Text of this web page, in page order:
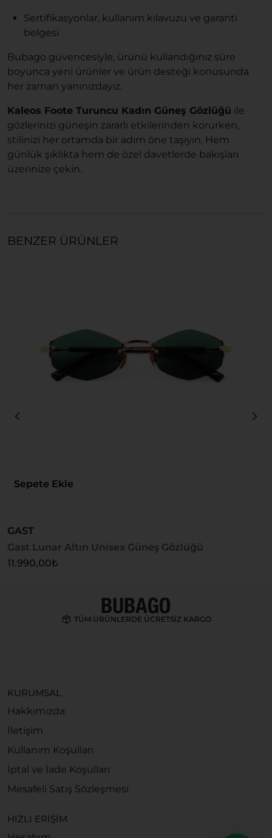
Sertifikasyonlar, kullanım kılavuzu ve garanti
belgesi
Bubago güvencesiyle, ürünü kullandığınız süre
boyunca yeni ürünler ve ürün desteği konusunda
her zaman yanınızdayız.
Kaleos Foote Turuncu Kadın Güneş Gözlüğü ile
gözlerinizi güneşin zararlı etkilerinden korurken,
stilinizi her ortamda bir adım öne taşıyın. Hem
günlük şıklıkta hem de özel davetlerde bakışları
üzerinize çekin.
BENZER ÜRÜNLER
Sepete Ekle
GAST
Gast Lunar Altın Unisex Güneş Gözlüğü
11.990,00₺
TÜM ÜRÜNLERDE ÜCRETSİZ KARGO
KURUMSAL
Hakkımızda
İletişim
Kullanım Koşulları
İptal ve İade Koşulları
Mesafeli Satış Sözleşmesi
HIZLI ERİŞİM